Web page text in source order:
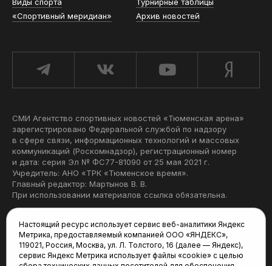
«Спортивный меридиан»
Архив новостей
СМИ Агентство спортивных новостей «Тюменская арена»
зарегистрировано Федеральной службой по надзору
в сфере связи, информационных технологий и массовых
коммуникаций (Роскомнадзор), регистрационный номер
и дата: серия Эл № ФС77-81090 от 25 мая 2021 г.
Учредитель: АНО «ТРК «Тюменское время».
Главный редактор: Мартынов В. В.
При использовании материалов ссылка обязательна.
Редакция:
625035, Тюмень, пр. Геологоразведчиков, 28А
Настоящий ресурс использует сервис веб-аналитики Яндекс
Метрика, предоставляемый компанией ООО «ЯНДЕКС»,
119021, Россия, Москва, ул. Л. Толстого, 16 (далее — Яндекс),
сервис Яндекс Метрика использует файлы «cookie» с целью